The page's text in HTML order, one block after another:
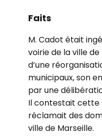
Faits
M. Cadot était
voirie de la ville
d’une
municipaux, son
par une
Il contestait cette
réclamait des
ville de Marseille.